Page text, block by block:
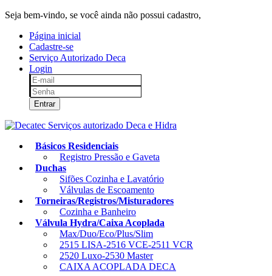
Seja bem-vindo, se você ainda não possui cadastro,
Página inicial
Cadastre-se
Serviço Autorizado Deca
Login
Entrar
Básicos Residenciais
Registro Pressão e Gaveta
Duchas
Sifões Cozinha e Lavatório
Válvulas de Escoamento
Torneiras/Registros/Misturadores
Cozinha e Banheiro
Válvula Hydra/Caixa Acoplada
Max/Duo/Eco/Plus/Slim
2515 LISA-2516 VCE-2511 VCR
2520 Luxo-2530 Master
CAIXA ACOPLADA DECA